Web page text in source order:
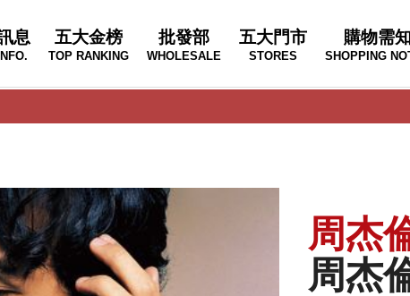
息 五大金榜
TOP RANKING
批發部
WHOLESALE
五大門市
STORES
購物需
SHOPPING
周杰
周杰